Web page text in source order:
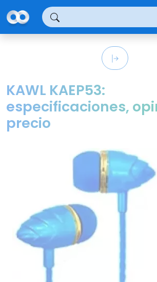
KAWL ‎KAEP53:
especificaciones,
precio
Panel de gestión de cookies